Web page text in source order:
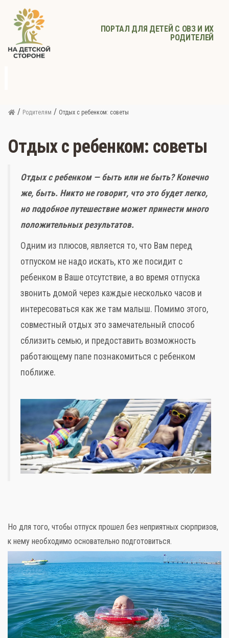
ПОРТАЛ ДЛЯ ДЕТЕЙ С ОВЗ И ИХ
РОДИТЕЛЕЙ
Слова поддержки
Детское видео
Стихи
Полезный досуг
Карта
/ Родителям / Отдых с ребенком: советы
Отдых с ребенком: советы
Отдых с ребенком — быть или не быть? Конечно
же, быть. Никто не говорит, что это будет легко,
но подобное путешествие может принести много
положительных результатов.
Одним из плюсов, является то, что Вам перед
отпуском не надо искать, кто же посидит с
ребенком в Ваше отсутствие, а во время отпуска
звонить домой через каждые несколько часов и
интересоваться как же там малыш. Помимо этого,
совместный отдых это замечательный способ
сблизить семью, и предоставить возможность
работающему папе познакомиться с ребенком
поближе.
Но для того, чтобы отпуск прошел без неприятных сюрпризов,
к нему необходимо основательно подготовиться.